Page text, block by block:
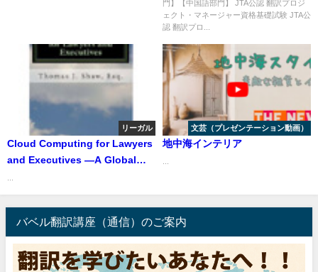
門】【中国語部門】 JTA公認 翻訳プロジ
ェクト・マネージャー資格基礎試験 JTA公
認 翻訳プロ...
リーガル
Cloud Computing for Lawyers
and Executives —A Global
文芸（プレゼンテーション動画）
地中海インテリア
バベル翻訳講座（通信）のご案内